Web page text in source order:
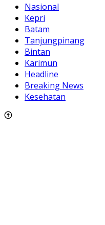
Nasional
Kepri
Batam
Tanjungpinang
Bintan
Karimun
Headline
Breaking News
Kesehatan